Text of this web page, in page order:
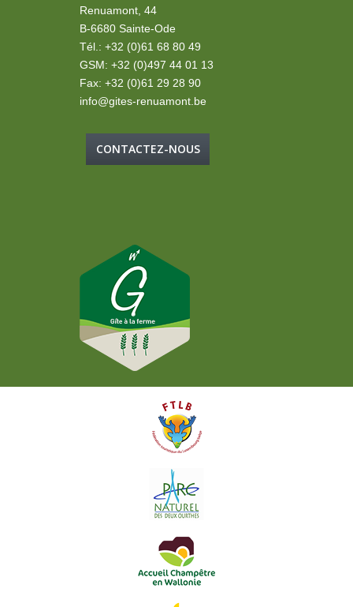
Renuamont, 44
B-6680 Sainte-Ode
Tél.: +32 (0)61 68 80 49
GSM: +32 (0)497 44 01 13
Fax: +32 (0)61 29 28 90
info@gites-renuamont.be
CONTACTEZ-NOUS